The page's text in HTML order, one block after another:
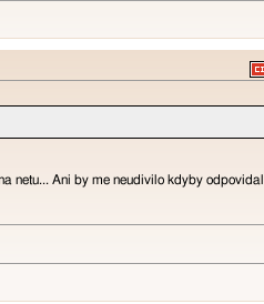
netu... Ani by me neudivilo kdyby odpovidal